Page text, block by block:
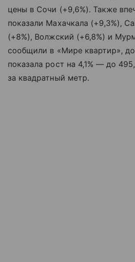
цены в Сочи (+9,6%). Также
показали Махачкала (+9,3%),
(+8%), Волжский (+6,8%) и
сообщили в «Мире квартир»,
показала рост на 4,1% — до
за квадратный метр.